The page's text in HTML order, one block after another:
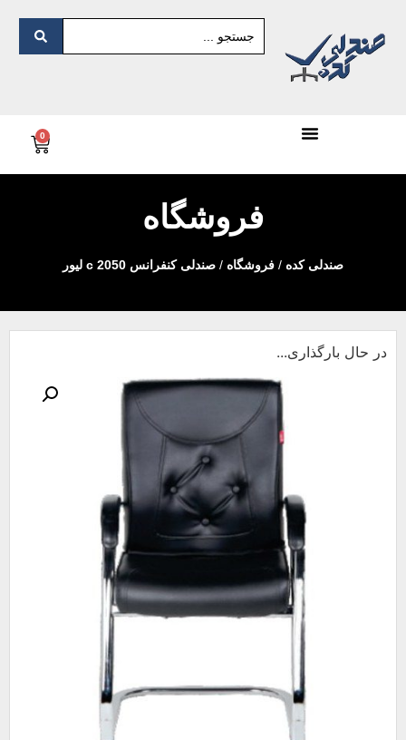
0
فروشگاه
صندلی کده/ فروشگاه/ صندلی کنفرانس c 2050 لیور
در حال بارگذاری...